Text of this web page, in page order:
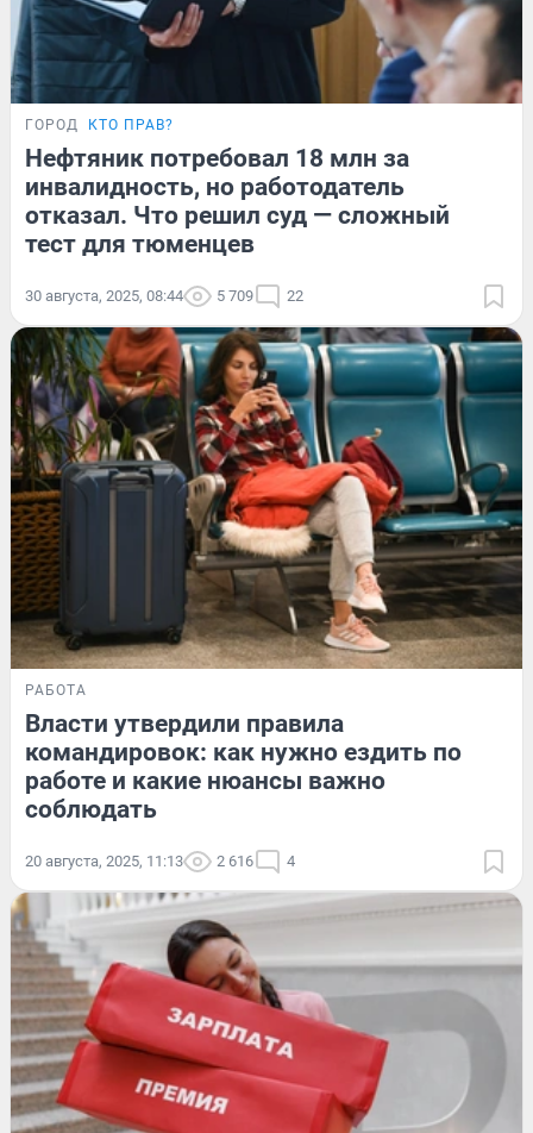
ГОРОД КТО ПРАВ?
Нефтяник потребовал 18 млн за
инвалидность, но работодатель
отказал. Что решил суд — сложный
тест для тюменцев
30 августа, 2025, 08:44 5 709 22
РАБОТА
Власти утвердили правила
командировок: как нужно ездить по
работе и какие нюансы важно
соблюдать
20 августа, 2025, 11:13 2 616 4